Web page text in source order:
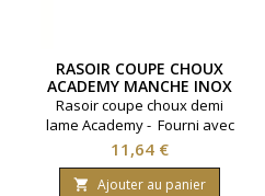
RASOIR COUPE CHOUX
ACADEMY MANCHE INOX
Rasoir coupe choux demi
lame Academy - Fourni avec
2 guides lames - Manche en
inox.
Prix
11,64 €
 Ajouter au panier